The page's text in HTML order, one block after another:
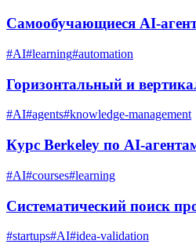
Самообучающиеся AI-
#AI#learning#automation
Горизонтальный и
#AI#agents#knowledge-management
Курс Berkeley по AI-
#AI#courses#learning
Систематический поиск
#startups#AI#idea-validation